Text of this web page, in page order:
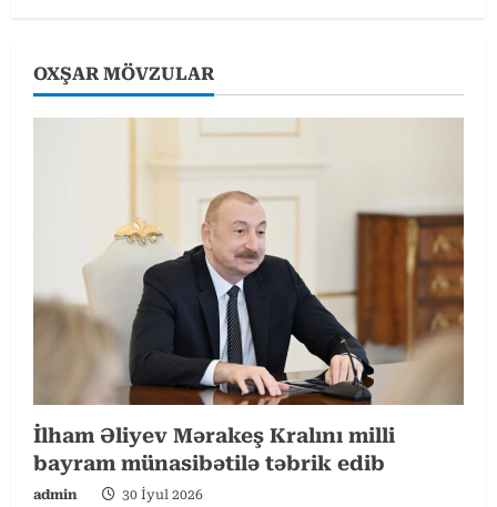
e
i
g
OXŞAR MÖVZULAR
İlham Əliyev Mərakeş Kralını milli
bayram münasibətilə təbrik edib
admin 30 İyul 2026